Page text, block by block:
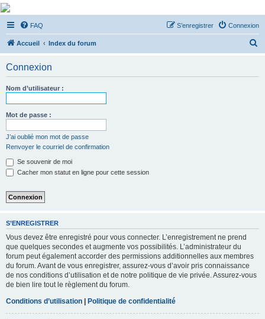
De Musicae Militari -
Forums
Forums de discussions
FAQ Connexion
S’enregistrer
Accueil Index du forum
Connexion
Nom d’utilisateur :
Mot de passe :
J’ai oublié mon mot de passe
Renvoyer le courriel de confirmation
Se souvenir de moi
Cacher mon statut en ligne pour cette session
S’ENREGISTRER
Vous devez être enregistré pour vous connecter. L’enregistrement ne prend
que quelques secondes et augmente vos possibilités. L’administrateur du
forum peut également accorder des permissions additionnelles aux membres
du forum. Avant de vous enregistrer, assurez-vous d’avoir pris connaissance
de nos conditions d’utilisation et de notre politique de vie privée. Assurez-vous
de bien lire tout le règlement du forum.
Conditions d’utilisation | Politique de confidentialité